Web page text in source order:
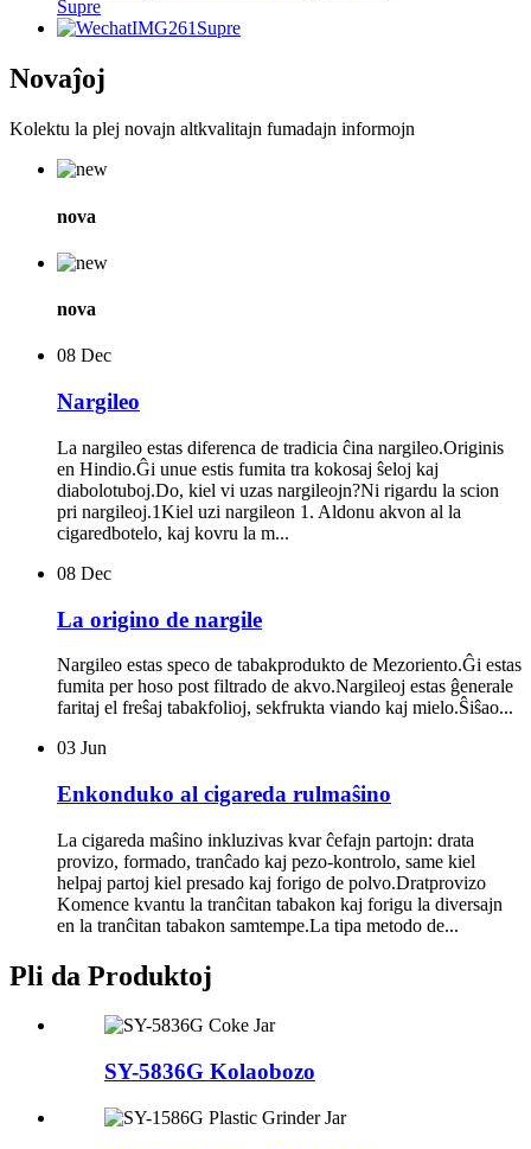
Supre
Supre
Novaĵoj
Kolektu la plej novajn altkvalitajn fumadajn informojn
nova
nova
08 Dec
Nargileo
La nargileo estas diferenca de tradicia ĉina nargileo.Originis
en Hindio.Ĝi unue estis fumita tra kokosaj ŝeloj kaj
diabolotuboj.Do, kiel vi uzas nargileojn?Ni rigardu la scion
pri nargileoj.1Kiel uzi nargileon 1. Aldonu akvon al la
cigaredbotelo, kaj kovru la m...
08 Dec
La origino de nargile
Nargileo estas speco de tabakprodukto de Mezoriento.Ĝi estas
fumita per hoso post filtrado de akvo.Nargileoj estas ĝenerale
faritaj el freŝaj tabakfolioj, sekfrukta viando kaj mielo.Ŝiŝao...
03 Jun
Enkonduko al cigareda rulmaŝino
La cigareda maŝino inkluzivas kvar ĉefajn partojn: drata
provizo, formado, tranĉado kaj pezo-kontrolo, same kiel
helpaj partoj kiel presado kaj forigo de polvo.Dratprovizo
Komence kvantu la tranĉitan tabakon kaj forigu la diversajn
en la tranĉitan tabakon samtempe.La tipa metodo de...
Pli da Produktoj
SY-5836G Kolaobozo